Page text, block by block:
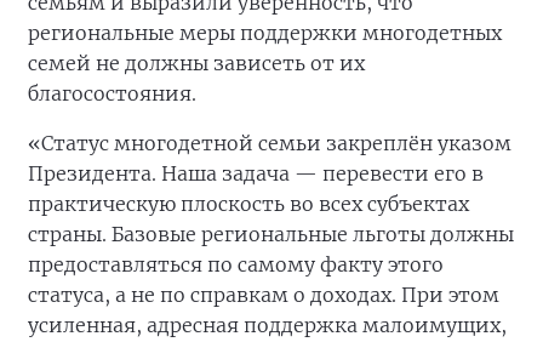
региональные меры поддержки многодетных
семей не должны зависеть от их
благосостояния.
«Статус многодетной семьи закреплён указом
Президента. Наша задача — перевести его в
практическую плоскость во всех субъектах
страны. Базовые региональные льготы должны
предоставляться по самому факту этого
статуса, а не по справкам о доходах. При этом
усиленная, адресная поддержка малоимущих,